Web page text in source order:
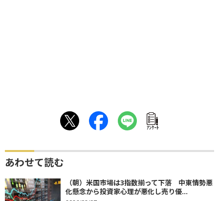
ｱﾝｹｰﾄ
あわせて読む
（朝）米国市場は3指数揃って下落 中東情勢悪
化懸念から投資家心理が悪化し売り優...